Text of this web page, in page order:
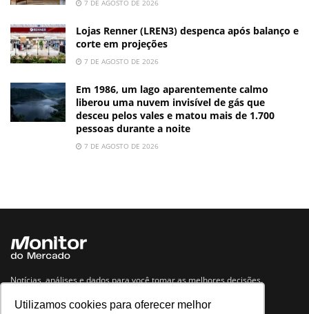
Utilizamos cookies para oferecer melhor
7 DE AGOSTO DE 2026
Lojas Renner (LREN3) despenca após balanço e
corte em projeções
7 DE AGOSTO DE 2026
Em 1986, um lago aparentemente calmo
liberou uma nuvem invisível de gás que
desceu pelos vales e matou mais de 1.700
pessoas durante a noite
7 DE AGOSTO DE 2026
Notícias, análises e dados para você tomar as melhores decisões.
Navegue no site